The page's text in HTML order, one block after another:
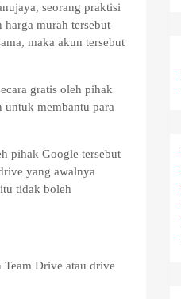
seorang praktisi
murah tersebut
maka akun tersebut
gratis oleh pihak
membantu para
pihak Google tersebut
yang awalnya
tidak boleh
Drive atau drive